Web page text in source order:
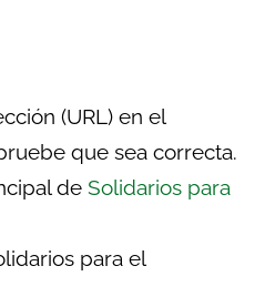
(URL) en el
que sea correcta.
de Solidarios para
para el